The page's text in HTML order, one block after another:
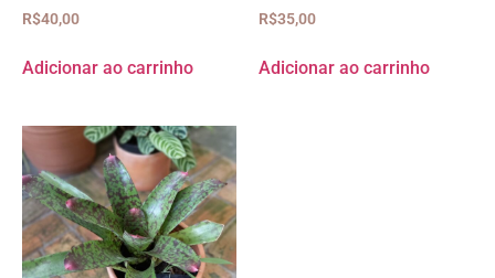
R$40,00
Adicionar ao carrinho
R$35,00
Adicionar ao carrinho